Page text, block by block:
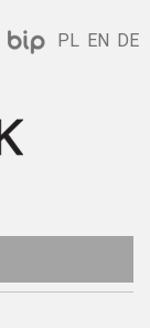
PL EN DE